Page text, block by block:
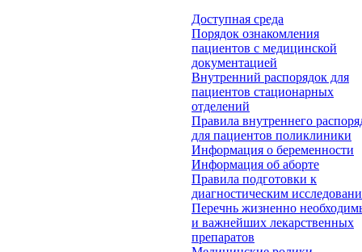
Доступная среда
Порядок ознакомления
пациентов с медицинской
документацией
Внутренний распорядок для
пациентов стационарных
отделений
Правила внутреннего
для пациентов поликлиники
Информация о беременности
Информация об аборте
Правила подготовки к
диагностическим
Перечнь жизненно
и важнейших лекарственных
препаратов